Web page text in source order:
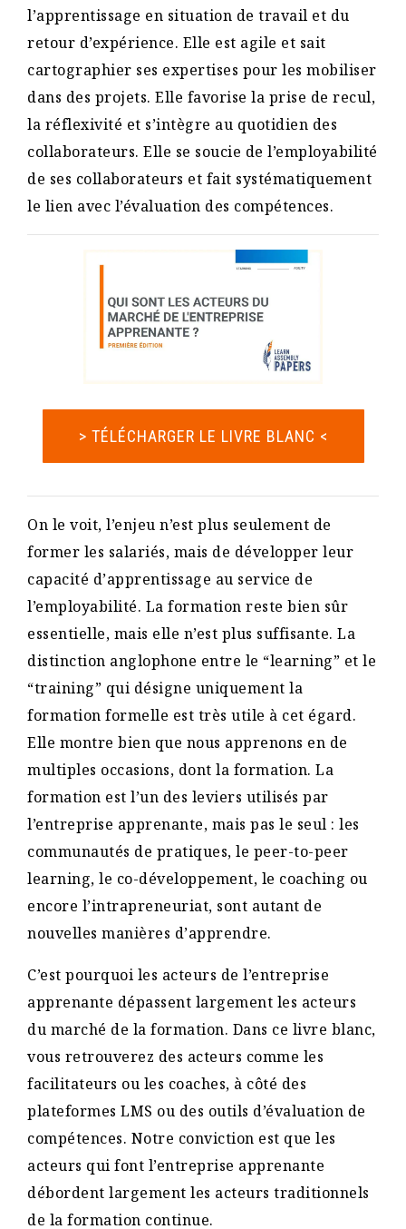
l’apprentissage en situation de travail et du
retour d’expérience. Elle est agile et sait
cartographier ses expertises pour les mobiliser
dans des projets. Elle favorise la prise de recul,
la réflexivité et s’intègre au quotidien des
collaborateurs. Elle se soucie de l’employabilité
de ses collaborateurs et fait systématiquement
le lien avec l’évaluation des compétences.
> TÉLÉCHARGER LE LIVRE BLANC <
On le voit, l’enjeu n’est plus seulement de
former les salariés, mais de développer leur
capacité d’apprentissage au service de
l’employabilité. La formation reste bien sûr
essentielle, mais elle n’est plus suffisante. La
distinction anglophone entre le “learning” et le
“training” qui désigne uniquement la
formation formelle est très utile à cet égard.
Elle montre bien que nous apprenons en de
multiples occasions, dont la formation. La
formation est l’un des leviers utilisés par
l’entreprise apprenante, mais pas le seul : les
communautés de pratiques, le peer-to-peer
learning, le co-développement, le coaching ou
encore l’intrapreneuriat, sont autant de
nouvelles manières d’apprendre.
C’est pourquoi les acteurs de l’entreprise
apprenante dépassent largement les acteurs
du marché de la formation. Dans ce livre blanc,
vous retrouverez des acteurs comme les
facilitateurs ou les coaches, à côté des
plateformes LMS ou des outils d’évaluation de
compétences. Notre conviction est que les
acteurs qui font l’entreprise apprenante
débordent largement les acteurs traditionnels
de la formation continue.